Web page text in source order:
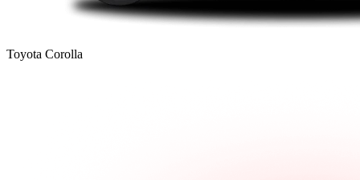
Toyota Corolla